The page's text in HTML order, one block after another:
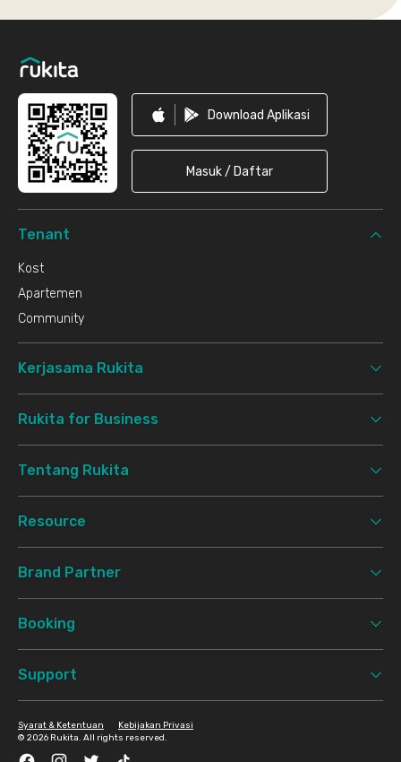
Download Aplikasi
Masuk / Daftar
Tenant
Kost
Apartemen
Community
Kerjasama Rukita
Rukita for Business
Tentang Rukita
Resource
Brand Partner
Booking
Support
© 2026 Rukita. All rights reserved.
Syarat & Ketentuan Kebijakan Privasi
FacebookInstagramTwitter TikTok